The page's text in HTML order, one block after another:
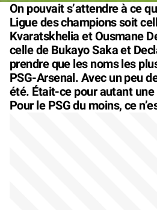
On pouvait s’attendre à ce
Ligue des champions soit
Kvaratskhelia et Ousmane
celle de Bukayo Saka et
prendre que les noms les
PSG-Arsenal. Avec un peu
été. Était-ce pour autant
Pour le PSG du moins, ce